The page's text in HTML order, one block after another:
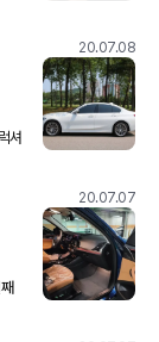
20.07.08
셔
20.07.07